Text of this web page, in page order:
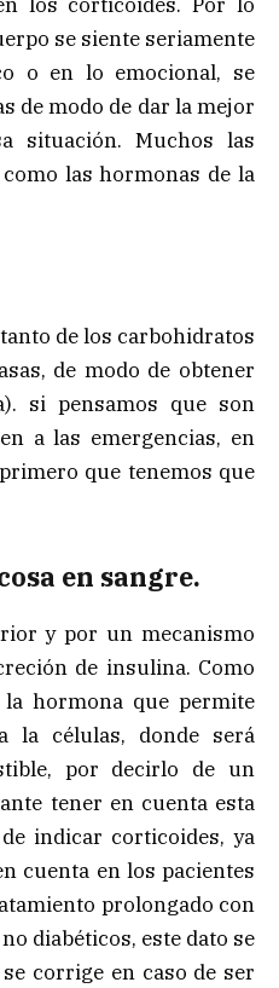
se siente seriamente
o en lo emocional, se
de modo de dar la mejor
situación. Muchos las
las hormonas de la
de los carbohidratos
de modo de obtener
si pensamos que son
a las emergencias, en
que tenemos que
en sangre.
y por un mecanismo
de insulina. Como
hormona que permite
la células, donde será
por decirlo de un
tener en cuenta esta
indicar corticoides, ya
cuenta en los pacientes
prolongado con
diabéticos, este dato se
corrige en caso de ser